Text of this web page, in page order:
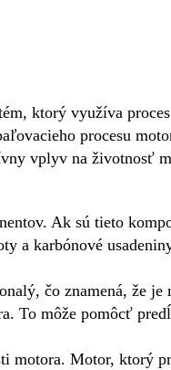
ktorý využíva
procesu
vplyv na životnosť
Ak sú tieto
a karbónové
čo znamená, že je
To môže pomôcť
motora. Motor, ktorý